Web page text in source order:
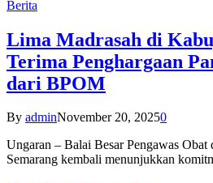
Berita
Lima Madrasah di
Terima Penghargaan
dari BPOM
By adminNovember 20, 20250
Ungaran – Balai Besar Pengawas
Semarang kembali menunjukkan